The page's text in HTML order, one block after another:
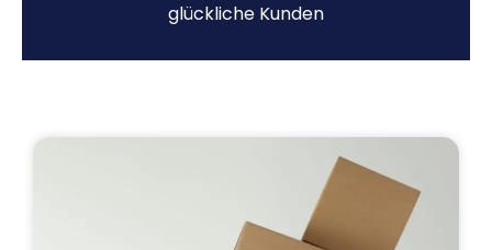
glückliche Kunden